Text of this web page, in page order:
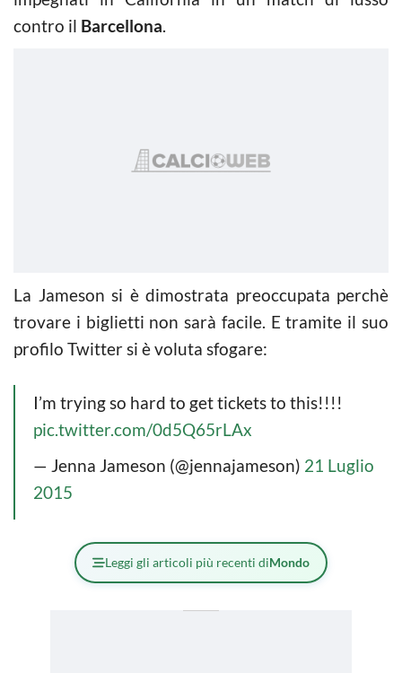
contro il Barcellona.
La Jameson si è dimostrata preoccupata perchè
trovare i biglietti non sarà facile. E tramite il suo
profilo Twitter si è voluta sfogare:
I’m trying so hard to get tickets to this!!!!
pic.twitter.com/0d5Q65rLAx
— Jenna Jameson (@jennajameson) 21 Luglio
2015
Leggi gli articoli più recenti diMondo